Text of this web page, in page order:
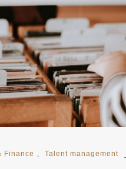
Finance
Talent management